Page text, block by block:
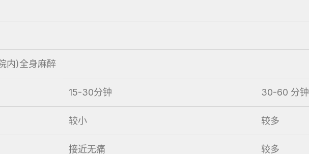
内)全身麻醉
15-30分钟 30-60 分钟
较小 较多
接近无痛 较多